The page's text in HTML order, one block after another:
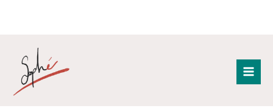
contenu